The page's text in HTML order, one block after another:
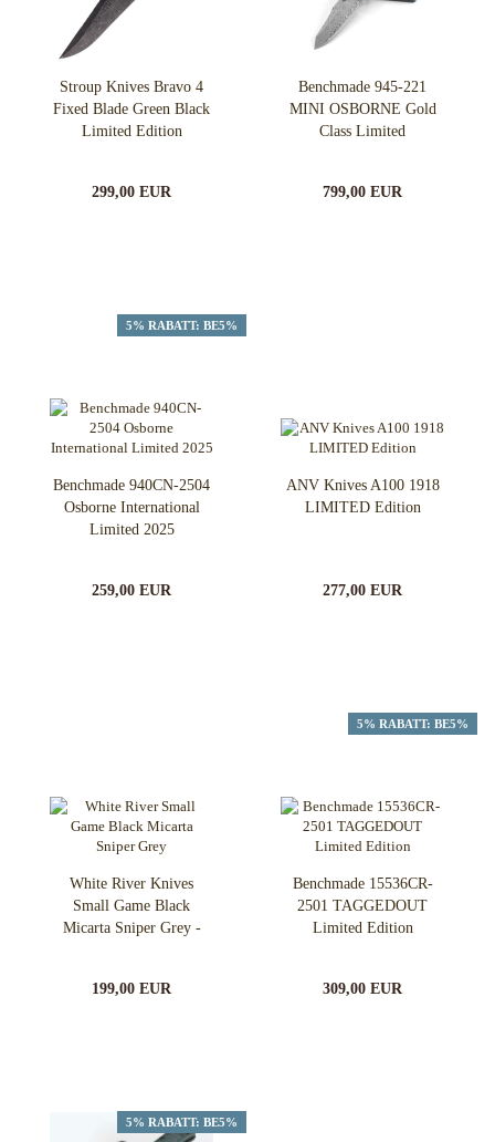
Stroup Knives Bravo 4
Fixed Blade Green Black
Limited Edition
299,00 EUR
Benchmade 945-221
MINI OSBORNE Gold
Class Limited
799,00 EUR
5% RABATT: BE5%
Benchmade 940CN-2504
Osborne International
Limited 2025
259,00 EUR
ANV Knives A100 1918
LIMITED Edition
277,00 EUR
White River Knives
Small Game Black
Micarta Sniper Grey -
199,00 EUR
5% RABATT: BE5%
Benchmade 15536CR-
2501 TAGGEDOUT
Limited Edition
309,00 EUR
5% RABATT: BE5%